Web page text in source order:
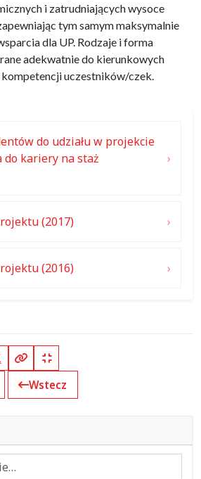
i zatrudniających wysoce
tym samym maksymalnie
dla UP. Rodzaje i forma
adekwatnie do kierunkowych
uczestników/czek.
do udziału w projekcie
do kariery na staż
(2017)
(2016)
(Twitter)
Kopiuj pełny link
Kopiuj krótki link
Wstecz